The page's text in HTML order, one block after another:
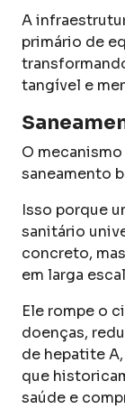
A
primário de
tangível e
O
saneamento
Isso porque
sanitário
concreto,
em larga
Ele rompe o
doenças,
de hepatite
que
saúde e